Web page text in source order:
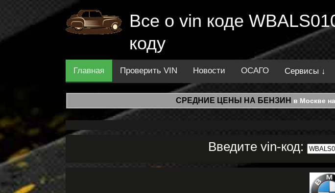
Все о vin коде
коду
Главная Проверить VIN Новости ОСАГО Сервисы ↓
СРЕДНИЕ ЦЕНЫ НА БЕНЗИН в Москве
Введите vin-код: